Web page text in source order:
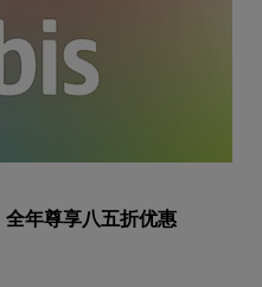
全年尊享八五折优惠